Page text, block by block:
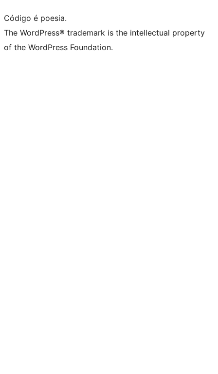
Código é poesia.
The WordPress® trademark is the intellectual property
of the WordPress Foundation.